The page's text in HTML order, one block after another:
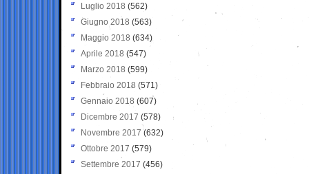
Luglio 2018 (562)
Giugno 2018 (563)
Maggio 2018 (634)
Aprile 2018 (547)
Marzo 2018 (599)
Febbraio 2018 (571)
Gennaio 2018 (607)
Dicembre 2017 (578)
Novembre 2017 (632)
Ottobre 2017 (579)
Settembre 2017 (456)